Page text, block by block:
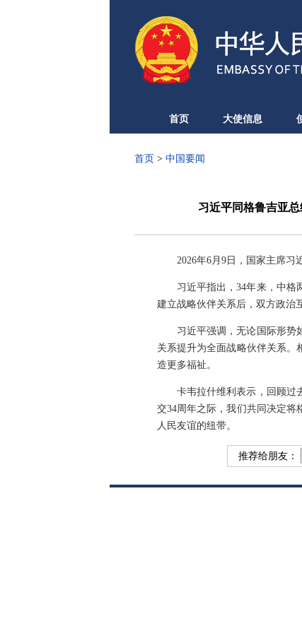
首页 大使信息
首页 > 中国要闻
习近平同格鲁吉亚
2026年6月9日，国家主席习
习近平指出，34年来，中格
建立战略伙伴关系后，双方政治
习近平强调，无论国际形势
关系提升为全面战略伙伴关系。
造更多福祉。
卡韦拉什维利表示，回顾过
交34周年之际，我们共同决定将
人民友谊的纽带。
推荐给朋友：